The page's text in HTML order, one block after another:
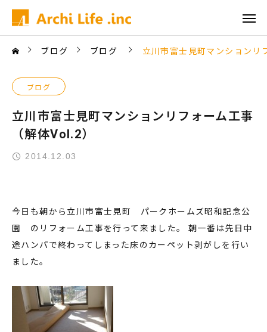
ブログ ブログ 立川市富士見町マンション
ブログ
立川市富士見町マンションリフォーム工事
（解体Vol.2）
2014.12.03
今日も朝から立川市富士見町 パークホームズ昭和記念公
園 のリフォーム工事を行って来ました。 朝一番は先日中
途ハンパで終わってしまった床のカーペット剥がしを行い
ました。